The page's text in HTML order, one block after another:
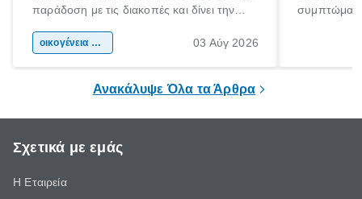
παράδοση με τις διακοπές και δίνει την
χώρας. Είτε πρόκειται για λίγες μέρες
οικογένεια & παιδί 03 Αύγ 2026
Ανακάλυψε Όλα τα Άρθρα
Σχετικά με εμάς
Η Εταιρεία